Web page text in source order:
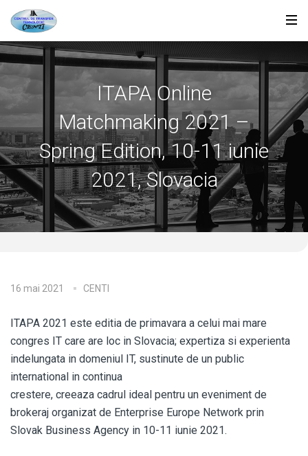
ITAPA Online
Matchmaking 2021 –
Spring Edition, 10-11 iunie
2021, Slovacia
16 mai 2021 CENTI
ITAPA 2021 este editia de primavara a celui mai mare
congres IT care are loc in Slovacia; expertiza si experienta
indelungata in domeniul IT, sustinute de un public
international in continua
crestere, creeaza cadrul ideal pentru un eveniment de
brokeraj organizat de Enterprise Europe Network prin
Slovak Business Agency in 10-11 iunie 2021.